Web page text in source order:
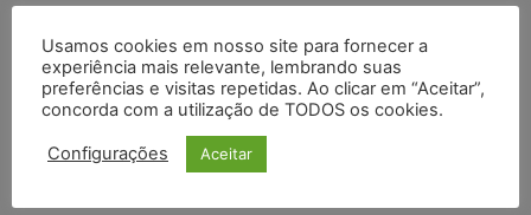
INSCREVER
Política de Privacidade
Usamos cookies em nosso site para fornecer a
experiência mais relevante, lembrando suas
preferências e visitas repetidas. Ao clicar em “Aceitar”,
concorda com a utilização de TODOS os cookies.
Configurações Aceitar